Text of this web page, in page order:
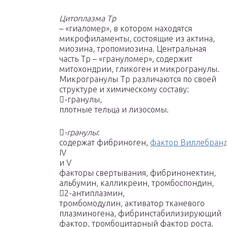
Цитоплазма Тр
– «гиаломер», в котором находятся
микрофиламенты, состоящие из актина,
миозина, тропомиозина. Центральная
часть Тр – «грануломер», содержит
митохондрии, гликоген и микрогранулы.
Микрогранулы Тр различаются по своей
структуре и химическому составу:
-гранулы,
плотные тельца и лизосомы.
-гранулы:
содержат фибриноген, фактор
IV
и V
факторы свертывания, фибринонектин,
альбумин, калликреин, тромбоспондин,
2-антиплазмин,
тромбомодулин, активатор тканевого
плазминогена, фибринстабилизирующий
фактор, тромбоцитарный фактор роста.